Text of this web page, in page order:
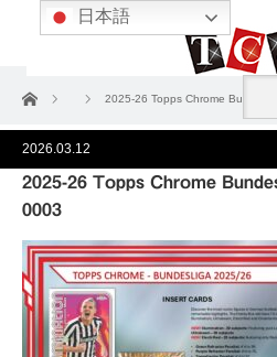
ホーム 2025-26 Topps Chrome
2026.03.12
2025-26 Topps Chrome
0003
日本語